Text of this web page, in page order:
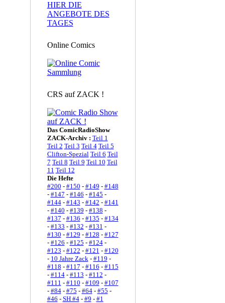
HIER DIE
ANGEBOTE DES
TAGES
Online Comics
CRS auf ZACK !
Das ComicRadioShow
ZACK-Archiv : Teil 1
Teil 2 Teil 3 Teil 4 Teil 5
Clifton-Spezial Teil 6 Teil
7 Teil 8 Teil 9 Teil 10 Teil
11 Teil 12
Die Hefte
#200 - #150 - #149 - #148
- #147 - #146 - #145 -
#144- #143 - #142 - #141
- #140 - #139 - #138 -
#137 - #136 - #135 - #134
- #133 - #132 - #131 -
#130 - #129 - #128 - #127
- #126 - #125 - #124-
#123 - #122 - #121 - #120
- 10 Jahre Zack- #119 -
#118 - #117 - #116 - #115
- #114- #113 - #112 -
#111 - #110 - #109 - #107
- #84- #75 - #64- #55 -
#46 - SH #4- #9 - #1